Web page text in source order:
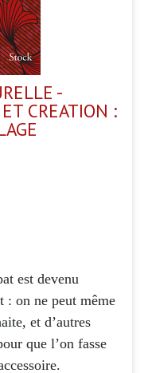
-
CREATION :
est devenu
: on ne peut même
et d’autres
que l’on fasse